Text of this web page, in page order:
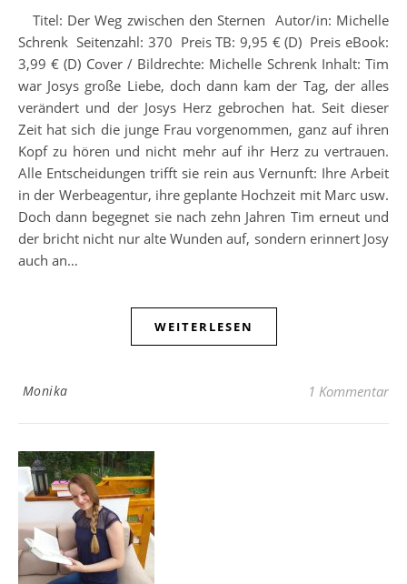
Titel: Der Weg zwischen den Sternen Autor/in: Michelle
Schrenk Seitenzahl: 370 Preis TB: 9,95 € (D) Preis eBook:
3,99 € (D) Cover / Bildrechte: Michelle Schrenk Inhalt: Tim
war Josys große Liebe, doch dann kam der Tag, der alles
verändert und der Josys Herz gebrochen hat. Seit dieser
Zeit hat sich die junge Frau vorgenommen, ganz auf ihren
Kopf zu hören und nicht mehr auf ihr Herz zu vertrauen.
Alle Entscheidungen trifft sie rein aus Vernunft: Ihre Arbeit
in der Werbeagentur, ihre geplante Hochzeit mit Marc usw.
Doch dann begegnet sie nach zehn Jahren Tim erneut und
der bricht nicht nur alte Wunden auf, sondern erinnert Josy
auch an…
WEITERLESEN
Monika 1 Kommentar